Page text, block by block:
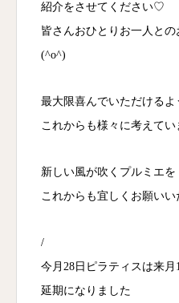
紹介をさせてください♡
皆さんおひとりお一人と
(^o^)
最大限喜んでいただけるよ
これからも様々に考えてい
新しい風が吹くプルミエを
これからも宜しくお願いい
/
今月28日ピラティスは来月
延期になりました